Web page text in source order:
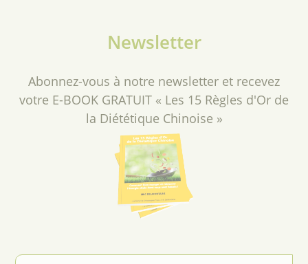
Newsletter
Abonnez-vous à notre newsletter et recevez
votre E-BOOK GRATUIT « Les 15 Règles d'Or de
la Diététique Chinoise »